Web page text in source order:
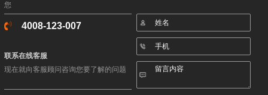
您
4008-123-007
联系在线客服
现在就向客服顾问咨询您要了解的问题